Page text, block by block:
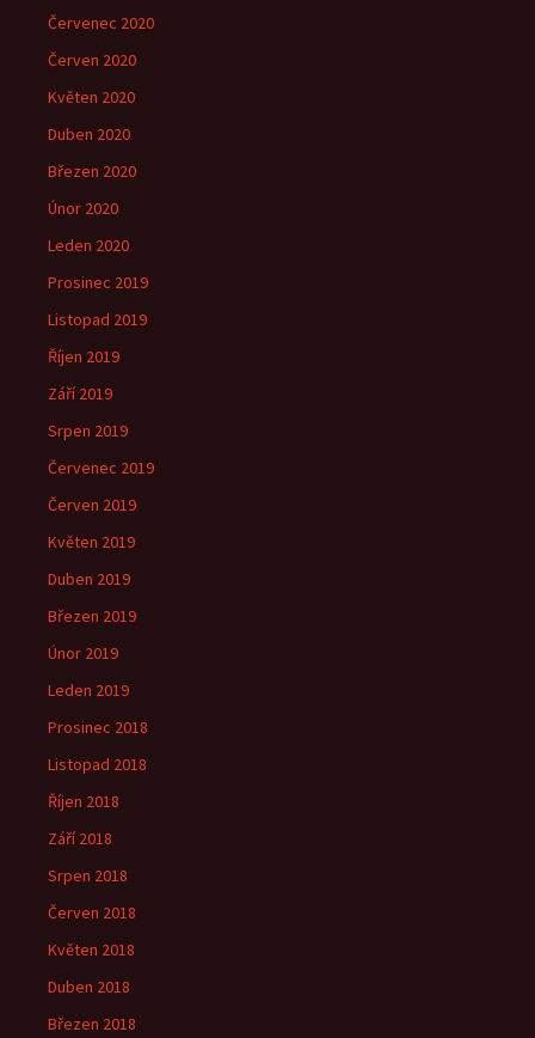
Červenec 2020
Červen 2020
Květen 2020
Duben 2020
Březen 2020
Únor 2020
Leden 2020
Prosinec 2019
Listopad 2019
Říjen 2019
Září 2019
Srpen 2019
Červenec 2019
Červen 2019
Květen 2019
Duben 2019
Březen 2019
Únor 2019
Leden 2019
Prosinec 2018
Listopad 2018
Říjen 2018
Září 2018
Srpen 2018
Červen 2018
Květen 2018
Duben 2018
Březen 2018